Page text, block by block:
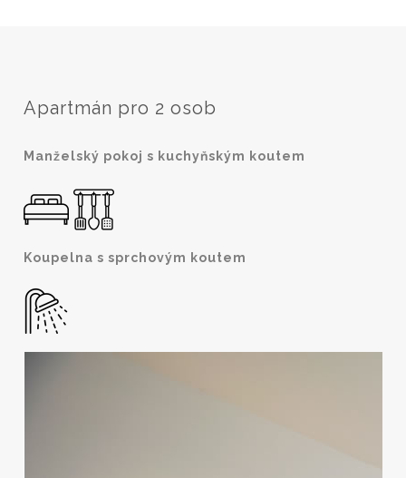
Apartmán pro 2 osob
Manželský pokoj s kuchyňským koutem
Koupelna s sprchovým koutem